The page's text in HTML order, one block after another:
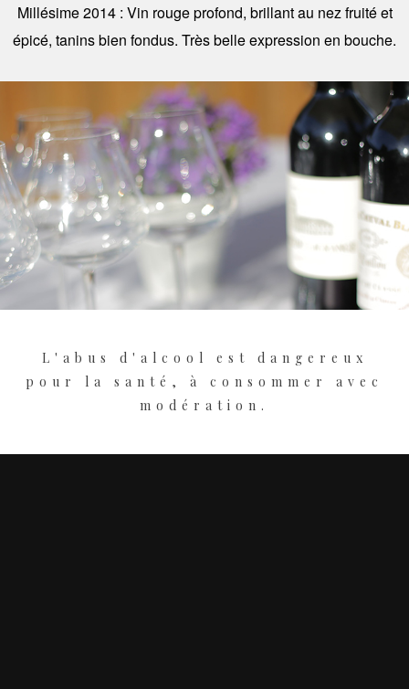
Millésime 2014 : Vin rouge profond, brillant au nez fruité et
épicé, tanins bien fondus. Très belle expression en bouche.
L'abus d'alcool est dangereux
pour la santé, à consommer avec
modération.